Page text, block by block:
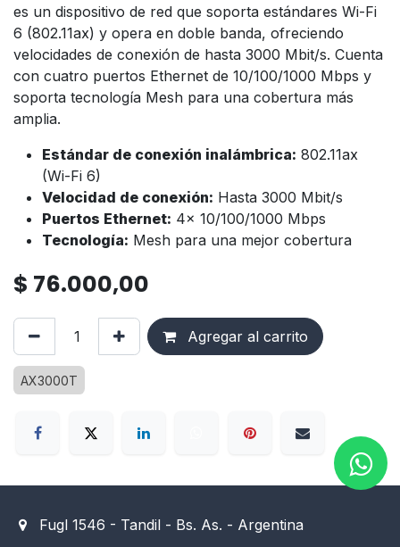
es un dispositivo de red que soporta estándares Wi-Fi
6 (802.11ax) y opera en doble banda, ofreciendo
velocidades de conexión de hasta 3000 Mbit/s. Cuenta
con cuatro puertos Ethernet de 10/100/1000 Mbps y
soporta tecnología Mesh para una cobertura más
amplia.
Estándar de conexión inalámbrica: 802.11ax
(Wi-Fi 6)
Velocidad de conexión: Hasta 3000 Mbit/s
Puertos Ethernet: 4x 10/100/1000 Mbps
Tecnología: Mesh para una mejor cobertura
$ 76.000,00
Agregar al carrito
AX3000T
Fugl 1546 - Tandil - Bs. As. - Argentina